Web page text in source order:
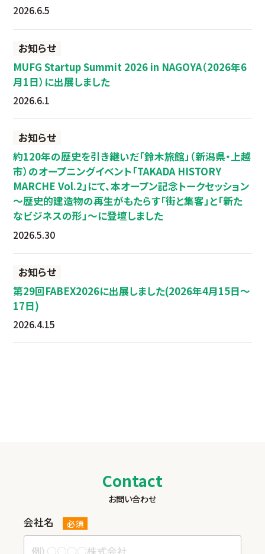
2026.6.5
お知らせ
MUFG Startup Summit 2026 in NAGOYA（2026年6
月1日）に出展しました
2026.6.1
お知らせ
約120年の歴史を引き継いだ「鈴木旅館」（新潟県・上越
市）のオープニングイベント「TAKADA HISTORY
MARCHE Vol.2」にて、本オープン記念トークセッション
～歴史的建造物の再生がもたらす「街と集客」と「新た
なビジネスの形」～に登壇しました
2026.5.30
お知らせ
第29回FABEX2026に出展しました(2026年4月15日～
17日)
2026.4.15
Contact
お問い合わせ
会社名 必須